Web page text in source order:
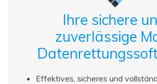
Ihre sichere
zuverlässige
Effektives, sicheres und